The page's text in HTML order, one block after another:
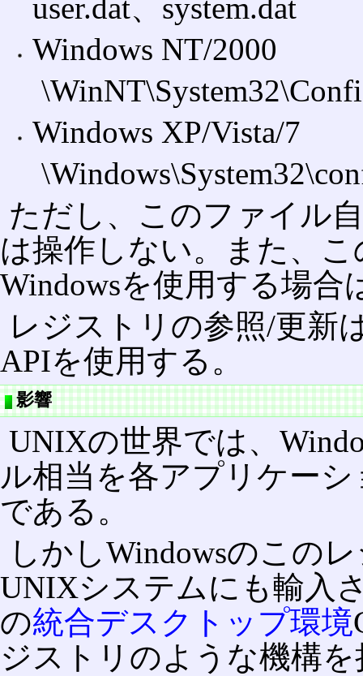
user.dat、system.dat
Windows NT/2000
Windows XP/Vista/7
ただし、このファイル
は操作しない。また、
Windowsを使用する場
レジストリの参照/更新
APIを使用する。
影響
UNIXの世界では、
ル相当を各アプリケー
である。
しかしWindowsのこの
UNIXシステムにも輸入
の統合デスクトップ環境
ジストリのような機構